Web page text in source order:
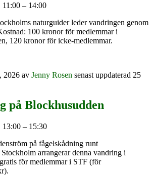
11:00 – 14:00
naturguider leder vandringen genom
100 kronor för medlemmar i
120 kronor för icke-medlemmar.
2026 av Jenny Rosen senast uppdaterad 25
på Blockhusudden
13:00 – 15:30
på fågelskådning runt
arrangerar denna vandring i
för medlemmar i STF (för